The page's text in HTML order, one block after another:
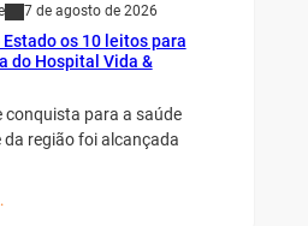
7 de agosto de 2026
os 10 leitos para
do Hospital Vida &
conquista para a saúde
da região foi alcançada